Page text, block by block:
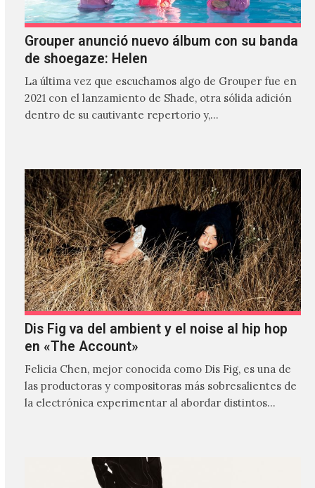
Grouper anunció nuevo álbum con su banda
de shoegaze: Helen
La última vez que escuchamos algo de Grouper fue en
2021 con el lanzamiento de Shade, otra sólida adición
dentro de su cautivante repertorio y,…
Dis Fig va del ambient y el noise al hip hop
en «The Account»
Felicia Chen, mejor conocida como Dis Fig, es una de
las productoras y compositoras más sobresalientes de
la electrónica experimentar al abordar distintos